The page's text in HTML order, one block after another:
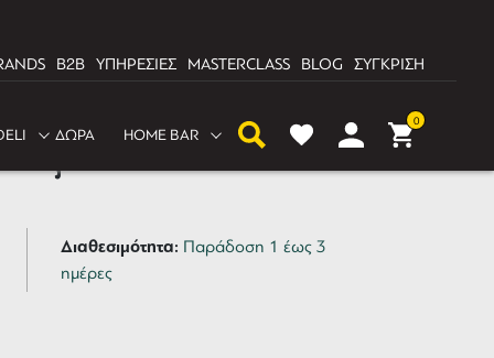
B2B ΥΠΗΡΕΣΙΕΣ MASTERCLASS BLOG ΣΥΓΚΡΙΣΗ
ΔΩΡΑ HOME BAR
0
Banana Mixer
Διαθεσιμότητα: Παράδοση 1 έως 3
ημέρες